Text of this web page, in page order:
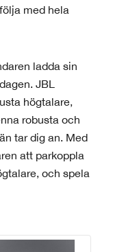
med hela
ladda sin
JBL
högtalare,
robusta och
tar dig an. Med
att parkoppla
och spela